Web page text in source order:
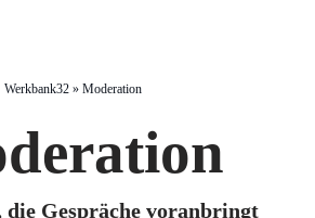
Werkbank32» Moderation
Gespräche voranbringt